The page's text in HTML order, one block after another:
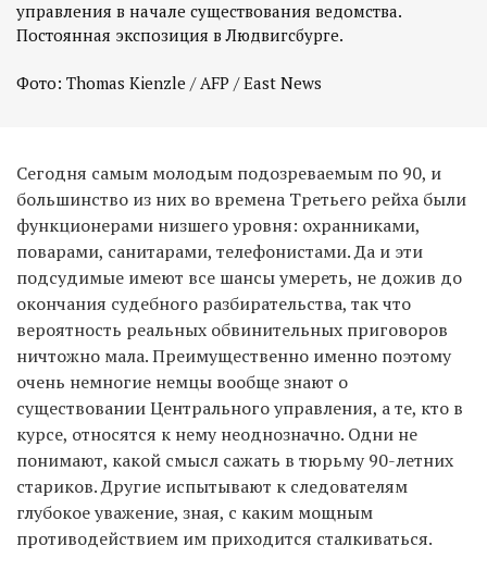
управления в начале существования ведомства.
Постоянная экспозиция в Людвигсбурге.
Сегодня самым молодым подозреваемым по 90, и
большинство из них во времена Третьего рейха были
функционерами низшего уровня: охранниками,
поварами, санитарами, телефонистами. Да и эти
подсудимые имеют все шансы умереть, не дожив до
окончания судебного разбирательства, так что
вероятность реальных обвинительных приговоров
ничтожно мала. Преимущественно именно поэтому
очень немногие немцы вообще знают о
существовании Центрального управления, а те, кто в
курсе, относятся к нему неоднозначно. Одни не
понимают, какой смысл сажать в тюрьму 90-летних
стариков. Другие испытывают к следователям
глубокое уважение, зная, с каким мощным
противодействием им приходится сталкиваться.